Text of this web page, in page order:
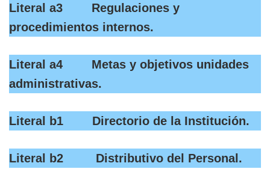
Literal a3 Regulaciones y
procedimientos internos.
Literal a4 Metas y objetivos unidades
administrativas.
Literal b1 Directorio de la Institución.
Literal b2 Distributivo del Personal.